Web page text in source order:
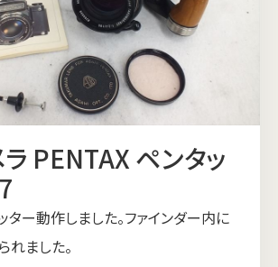
PENTAX ペンタッ
ター動作しました。ファインダー内に
れました。